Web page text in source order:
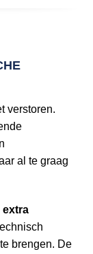
verstoren.
al te graag
extra
brengen. De